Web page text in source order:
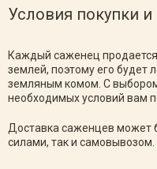
Условия покупки и
Каждый саженец
землей, поэтому его будет
земляным комом. С
необходимых условий вам
Доставка саженцев может
силами, так и самовывозом.